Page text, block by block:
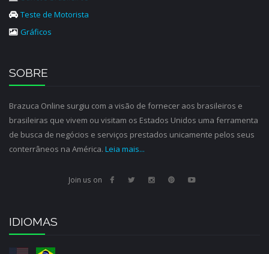
Teste de Motorista
Gráficos
SOBRE
Brazuca Online surgiu com a visão de fornecer aos brasileiros e
brasileiras que vivem ou visitam os Estados Unidos uma ferramenta
de busca de negócios e serviços prestados unicamente pelos seus
conterrâneos na América. Leia mais...
Join us on
IDIOMAS